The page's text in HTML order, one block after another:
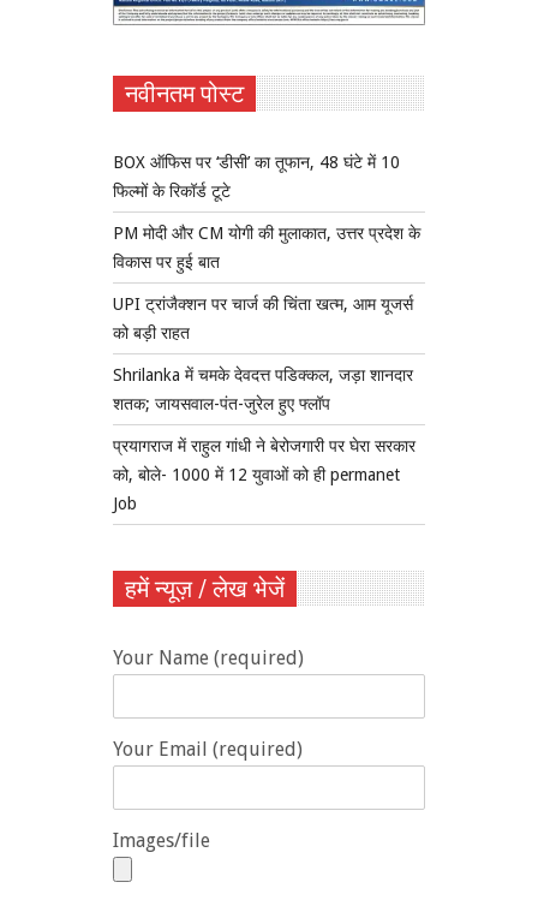
नवीनतम पोस्ट
BOX ऑफिस पर ‘डीसी’ का तूफान, 48 घंटे में 10
फिल्मों के रिकॉर्ड टूटे
PM मोदी और CM योगी की मुलाकात, उत्तर प्रदेश के
विकास पर हुई बात
UPI ट्रांजैक्शन पर चार्ज की चिंता खत्म, आम यूजर्स
को बड़ी राहत
Shrilanka में चमके देवदत्त पडिक्कल, जड़ा शानदार
शतक; जायसवाल-पंत-जुरेल हुए फ्लॉप
प्रयागराज में राहुल गांधी ने बेरोजगारी पर घेरा सरकार
को, बोले- 1000 में 12 युवाओं को ही permanet
Job
हमें न्यूज़ / लेख भेजें
Your Name (required)
Your Email (required)
Images/file